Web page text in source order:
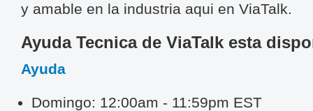
y amable en la industria aqui en ViaTalk.
Ayuda Tecnica de ViaTalk esta
Ayuda
Domingo: 12:00am - 11:59pm EST